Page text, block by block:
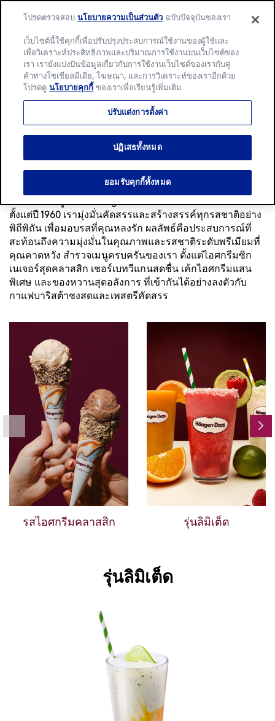
Language:English ภาษาไทย
หน้าแรก / ค้นหาสาขา / Mueng Chiang Mai District
/
Menu
Häagen-Dazs Central
Chiang Mai
มผัสความหรูหราที่ Häagen-Dazs ราชอาณาจักรไทย นับ
ตั้งแต่ปี 1960 เรามุ่งมั่นคัดสรรและสร้างสรรค์ทุกรสชาติอย่าง
พิถีพิถัน เพื่อมอบรสที่คุณหลงรัก ผลลัพธ์คือประสบการณ์ที่
สะท้อนถึงความมุ่งมั่นในคุณภาพและรสชาติระดับพรีเมียมที่
คุณคาดหวัง สำรวจเมนูครบครันของเรา ตั้งแต่ไอศกรีมซิก
เนเจอร์สุดคลาสสิก เชอร์เบทวีแกนสดชื่น เค้กไอศกรีมแสน
พิเศษ และของหวานสุดอลังการ ที่เข้ากันได้อย่างลงตัวกับ
กาแฟบาริสต้าชงสดและเพสตรีคัดสรร
รสไอศกรีมคลาสสิก รุ่นลิมิเต็ด
รุ่นลิมิเต็ด
โปรดตรวจสอบนโยบายความเป็นส่วนตัว ฉบับปัจจุบันของเรา
เว็บไซต์นี้ใช้คุกกี้เพื่อปรับปรุงประสบการณ์ใช้งานของผู้ใช้และ
เพื่อวิเคราะห์ประสิทธิภาพและปริมาณการใช้งานบนเว็บไซต์ของ
เรา เรายังแบ่งปันข้อมูลเกี่ยวกับการใช้งานเว็บไซต์ของเรากับคู่
ค้าทางโซเชียลมีเดีย, โฆษณา, และการวิเคราะห์ของเราอีกด้วย
โปรดดูนโยบายคุกกี้ ของเราเพื่อเรียนรู้เพิ่มเติม
ปรับแต่งการตั้งค่า
ปฏิเสธทั้งหมด
ยอมรับคุกกี้ทั้งหมด